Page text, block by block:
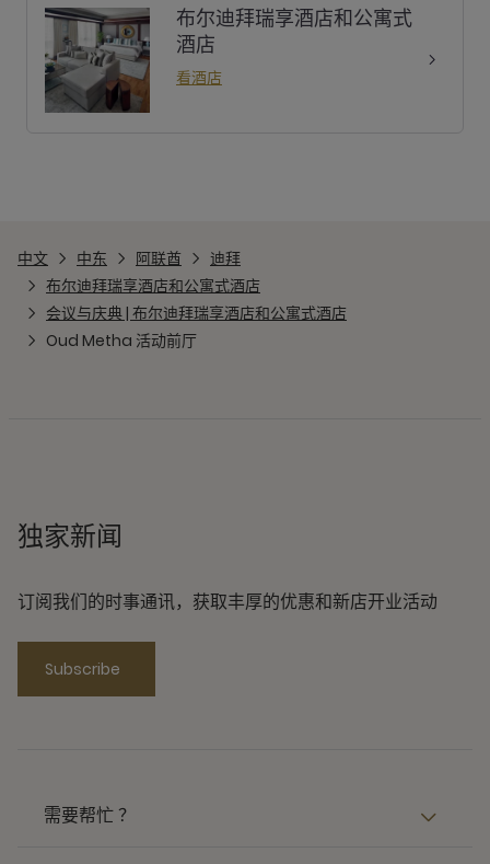
布尔迪拜瑞享酒店和公寓式
酒店
看酒店
中文 中东 阿联酋
迪拜
布尔迪拜瑞享酒店和公寓式酒店
会议与庆典 | 布尔迪拜瑞享酒店和公寓式酒店
Oud Metha 活动前厅
独家新闻
订阅我们的时事通讯，获取丰厚的优惠和新店开业活动
Subscribe
需要帮忙 ？